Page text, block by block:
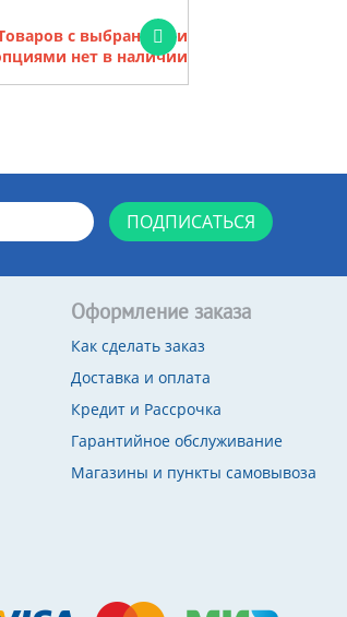
с выбранными
нет в наличии
ПОДПИСАТЬСЯ
Оформление заказа
Как сделать заказ
Доставка и оплата
Кредит и Рассрочка
Гарантийное обслуживание
Магазины и пункты самовывоза